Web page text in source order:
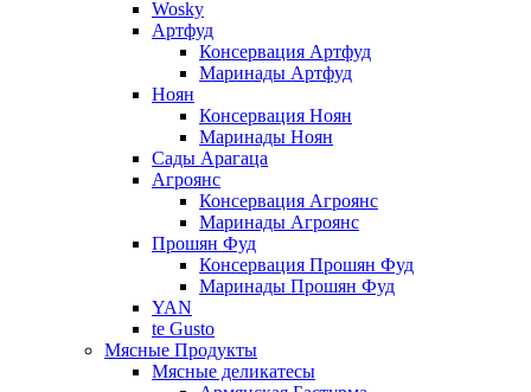
Wosky
Артфуд
Консервация Артфуд
Маринады Артфуд
Ноян
Консервация Ноян
Маринады Ноян
Сады Арагаца
Агроянс
Консервация Агроянс
Маринады Агроянс
Прошян Фуд
Консервация Прошян Фуд
Маринады Прошян Фуд
YAN
te Gusto
Мясные Продукты
Мясные деликатесы